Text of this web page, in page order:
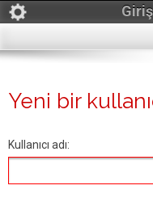
Giriş
Yeni bir
Kullanıcı adı: